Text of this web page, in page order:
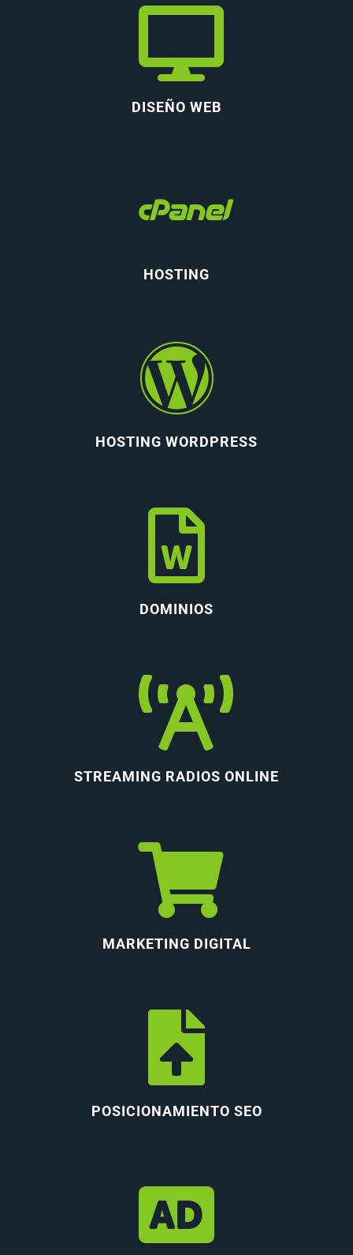
DISEÑO WEB
HOSTING
HOSTING WORDPRESS
DOMINIOS
STREAMING RADIOS ONLINE
MARKETING DIGITAL
POSICIONAMIENTO SEO